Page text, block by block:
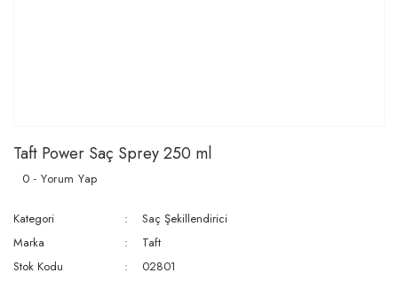
Taft Power Saç Sprey 250 ml
0 - Yorum Yap
Kategori
Saç Şekillendirici
Marka
Taft
Stok Kodu
02801